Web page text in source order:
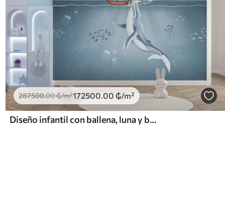
287500.00₲/m²172500 .00 ₲/m²
Diseño infantil con ballena, luna y barco con niños